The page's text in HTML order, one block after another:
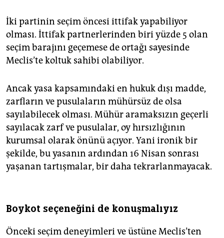
İki partinin seçim öncesi ittifak yapabiliyor
olması. İttifak partnerlerinden biri yüzde 5 olan
seçim barajını geçemese de ortağı sayesinde
Meclis’te koltuk sahibi olabiliyor.
Ancak yasa kapsamındaki en hukuk dışı madde,
zarfların ve pusulaların mühürsüz de olsa
sayılabilecek olması. Mühür aramaksızın geçerli
sayılacak zarf ve pusulalar, oy hırsızlığının
kurumsal olarak önünü açıyor. Yani ironik bir
şekilde, bu yasanın ardından 16 Nisan sonrası
yaşanan tartışmalar, bir daha tekrarlanmayacak.
Boykot seçeneğini de konuşmalıyız
Önceki seçim deneyimleri ve üstüne Meclis’ten